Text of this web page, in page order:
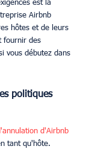
est la
Airbnb
hôtes et de leurs
fournir des
vous débutez dans
politiques
d'Airbnb
tant qu'hôte.